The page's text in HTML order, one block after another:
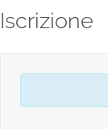
Iscrizione